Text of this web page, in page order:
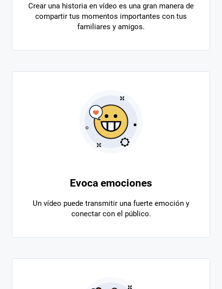
Crear una historia en vídeo es una gran manera de
compartir tus momentos importantes con tus
familiares y amigos.
Evoca emociones
Un vídeo puede transmitir una fuerte emoción y
conectar con el público.